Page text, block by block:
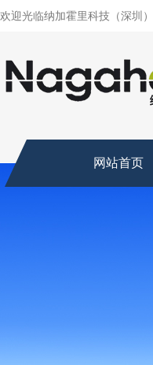
欢迎光临纳加霍里科技（深圳
网站首页